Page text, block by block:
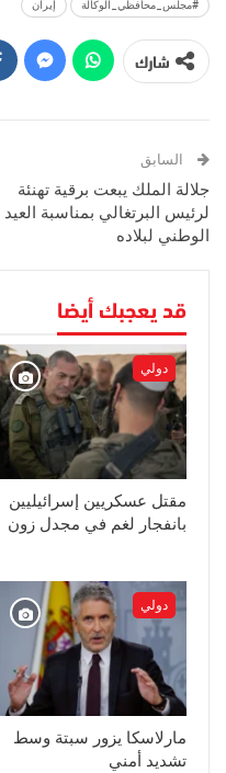
#مجلس_محافظي_الوكالة إيران
شارك
السابق
جلالة الملك يبعت برقية تهنئة
لرئيس البرتغالي بمناسبة العيد
الوطني لبلاده
قد يعجبك أيضا
دولي
مقتل عسكريين إسرائيليين
بانفجار لغم في مجدل زون
دولي
مارلاسكا يزور سبتة وسط
تشديد أمني